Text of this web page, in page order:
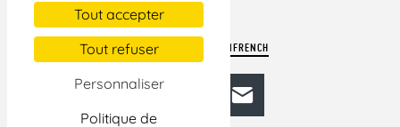
Tout accepter
Tout refuser
Personnaliser
Politique de
France, du 22 au 26 septembre 2014
HTTPS://WCD.COE.INT/VIEWDOC.JSP?
REF=COMMDH%282015%291&LANGUAGE=LANFRENCH
Facebook
BlueskyMastodonLinkedIn